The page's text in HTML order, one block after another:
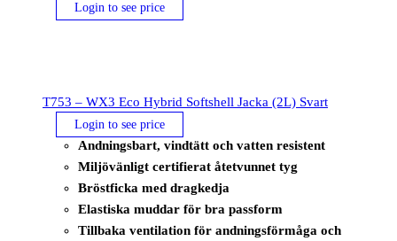
Login to see price
T753 – WX3 Eco Hybrid Softshell Jacka (2L) Svart
Login to see price
Andningsbart, vindtätt och vatten resistent
Miljövänligt certifierat åtetvunnet tyg
Bröstficka med dragkedja
Elastiska muddar för bra passform
Tillbaka ventilation för andningsförmåga och